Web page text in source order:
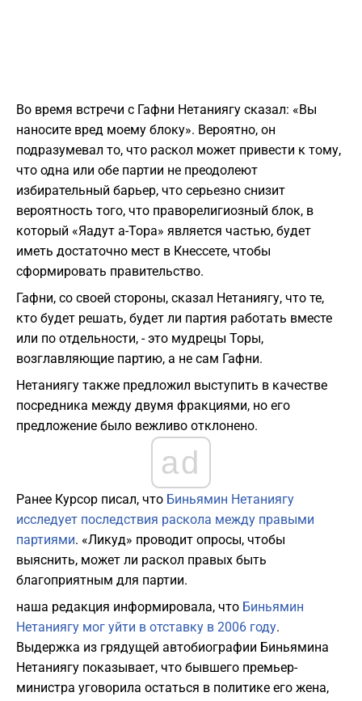
Во время встречи с Гафни Нетаниягу сказал: «Вы
наносите вред моему блоку». Вероятно, он
подразумевал то, что раскол может привести к тому,
что одна или обе партии не преодолеют
избирательный барьер, что серьезно снизит
вероятность того, что праворелигиозный блок, в
который «Яадут а-Тора» является частью, будет
иметь достаточно мест в Кнессете, чтобы
сформировать правительство.
Гафни, со своей стороны, сказал Нетаниягу, что те,
кто будет решать, будет ли партия работать вместе
или по отдельности, - это мудрецы Торы,
возглавляющие партию, а не сам Гафни.
Нетаниягу также предложил выступить в качестве
посредника между двумя фракциями, но его
предложение было вежливо отклонено.
ad
Ранее Курсор писал, что Биньямин Нетаниягу
исследует последствия раскола между правыми
партиями. «Ликуд» проводит опросы, чтобы
выяснить, может ли раскол правых быть
благоприятным для партии.
наша редакция информировала, что Биньямин
Нетаниягу мог уйти в отставку в 2006 году.
Выдержка из грядущей автобиографии Биньямина
Нетаниягу показывает, что бывшего премьер-
министра уговорила остаться в политике его жена,